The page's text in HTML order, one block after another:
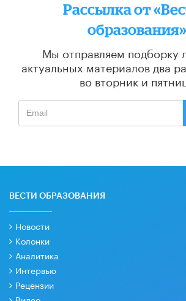
Рассылка от
образования»
Мы отправляем подборку
актуальных материалов два
во вторник и
ВЕСТИ ОБРАЗОВАНИЯ
Новости
Колонки
Аналитика
Интервью
Рецензии